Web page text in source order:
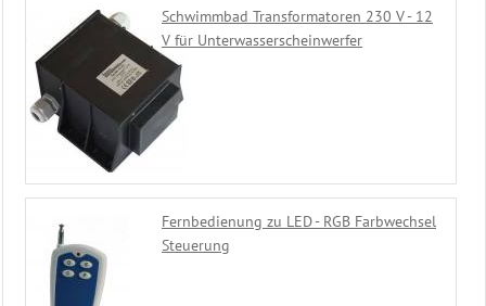
Schwimmbad Transformatoren 230 V - 12
V für Unterwasserscheinwerfer
Fernbedienung zu LED - RGB Farbwechsel
Steuerung